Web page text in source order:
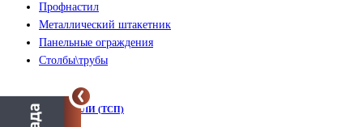
Профнастил
Металлический штакетник
Панельные ограждения
Столбы\трубы
СЭНДВИЧ-ПАНЕЛИ (ТСП)